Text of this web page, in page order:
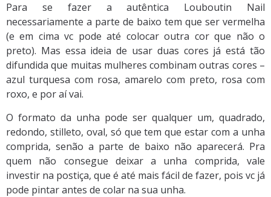
Para se fazer a autêntica Louboutin Nail
necessariamente a parte de baixo tem que ser vermelha
(e em cima vc pode até colocar outra cor que não o
preto). Mas essa ideia de usar duas cores já está tão
difundida que muitas mulheres combinam outras cores –
azul turquesa com rosa, amarelo com preto, rosa com
roxo, e por aí vai.
O formato da unha pode ser qualquer um, quadrado,
redondo, stilleto, oval, só que tem que estar com a unha
comprida, senão a parte de baixo não aparecerá. Pra
quem não consegue deixar a unha comprida, vale
investir na postiça, que é até mais fácil de fazer, pois vc já
pode pintar antes de colar na sua unha.